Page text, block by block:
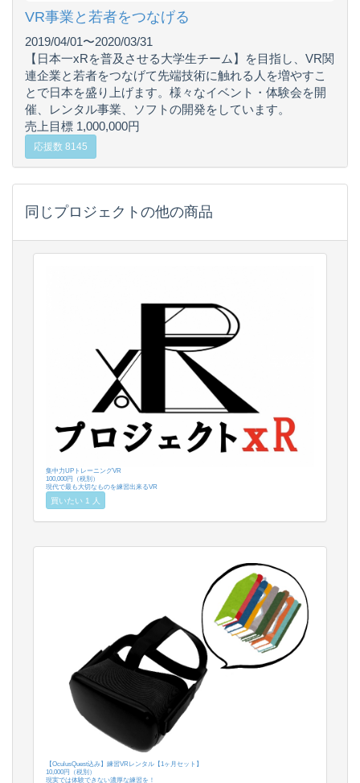
VR事業と若者をつなげる
2019/04/01〜2020/03/31
【日本一xRを普及させる大学生チーム】を目指し、VR関
連企業と若者をつなげて先端技術に触れる人を増やすこ
とで日本を盛り上げます。様々なイベント・体験会を開
催、レンタル事業、ソフトの開発をしています。
売上目標 1,000,000円
応援数 8145
同じプロジェクトの他の商品
集中力UPトレーニングVR
100,000円（税別）
現代で最も大切なものを練習出来るVR
買いたい 1 人
【OculusQuest込み】練習VRレンタル【1ヶ月セット】
10,000円（税別）
現実では体験できない濃厚な練習を！